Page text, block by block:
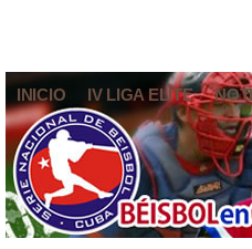
INICIO IV LIGA ELITE